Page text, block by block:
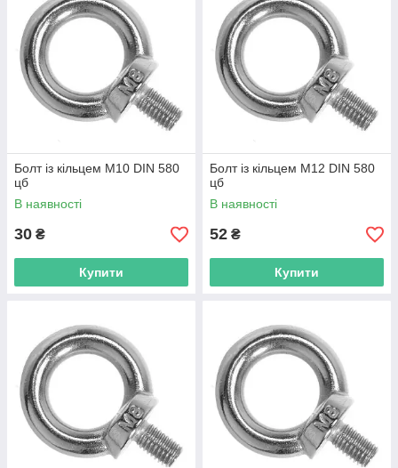
Болт із кільцем М10 DIN 580
цб
В наявності
30 ₴
Купити
Болт із кільцем М12 DIN 580
цб
В наявності
52 ₴
Купити